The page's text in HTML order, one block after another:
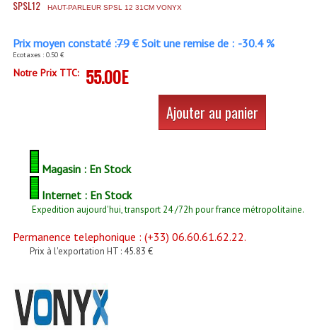
Casques Stéréo
Compresseurs , Limiteurs , Noise Gate
Enceintes Et Caissons Basses
Packs Sono
Enceintes Amplifiées Actives
SPSL12 HAUT-PARLEUR SPSL 12 31CM VONYX
Prix moyen constaté :79€ Soit une remise de : -30.4 %
Ecotaxes : 0.50 €
Notre Prix TTC: 55.00E
Ajouter au panier
Magasin : En Stock
Internet : En Stock
Expedition aujourd'hui, transport 24 /72h pour france métropolitaine.
Permanence telephonique : (+33) 06.60.61.62.22.
Prix à l'exportation HT : 45.83 €